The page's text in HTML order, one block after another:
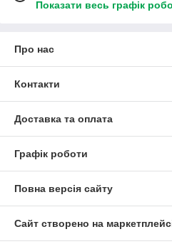
Показати весь графік
Про нас
Контакти
Доставка та оплата
Графік роботи
Повна версія сайту
Сайт створено на